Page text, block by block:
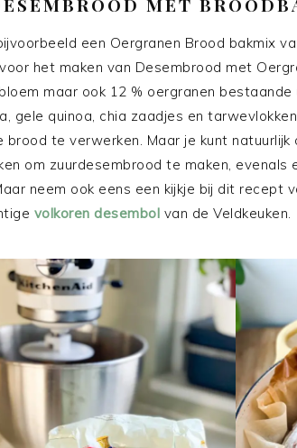
een Oergranen Brood bakmix
het maken van Desembrood met
maar ook 12 % oergranen
gele quinoa, chia zaadjes en
brood te verwerken. Maar je kunt
om zuurdesembrood te maken, evenals
neem ook eens een kijkje bij dit recept
volkoren desembol van de Veldkeuken.